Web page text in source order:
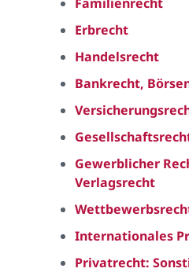
Erbrecht
Handelsrecht
Bankrecht,
Gewerblicher
Verlagsrecht
Internationales
Privatrecht: